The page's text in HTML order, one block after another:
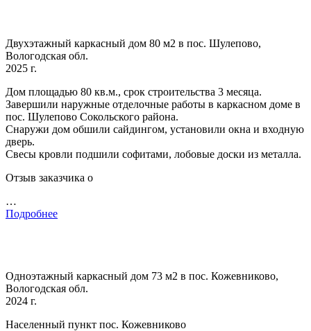
Двухэтажный каркасный дом 80 м2 в пос. Шулепово,
Вологодская обл.
2025 г.
Дом площадью 80 кв.м., срок строительства 3 месяца.
Завершили наружные отделочные работы в каркасном доме в
пос. Шулепово Сокольского района.
Снаружи дом обшили сайдингом, установили окна и входную
дверь.
Свесы кровли подшили софитами, лобовые доски из металла.
Отзыв заказчика о
…
Подробнее
Одноэтажный каркасный дом 73 м2 в пос. Кожевниково,
Вологодская обл.
2024 г.
Населенный пункт пос. Кожевниково